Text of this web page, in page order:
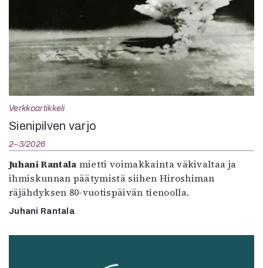
Verkkoartikkeli
Sienipilven varjo
2–3/2026
Juhani Rantala mietti voimakkainta väkivaltaa ja
ihmiskunnan päätymistä siihen Hiroshiman
räjähdyksen 80-vuotispäivän tienoolla.
Juhani Rantala